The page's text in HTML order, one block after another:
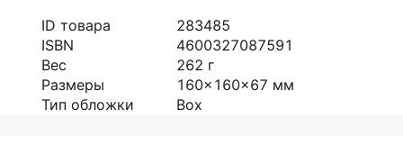
ID товара
283485
ISBN
4600327087591
Вес
262 г
Размеры
160x160x67 мм
Тип обложки
Box